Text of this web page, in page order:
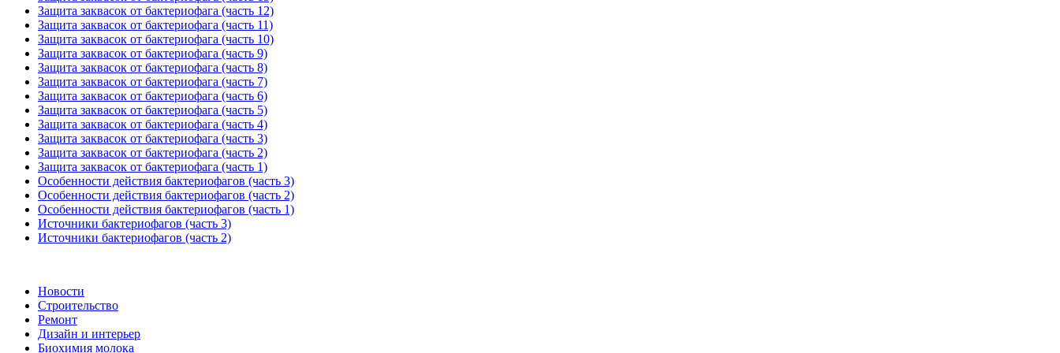
Защита заквасок от бактериофага (часть 12)
Защита заквасок от бактериофага (часть 11)
Защита заквасок от бактериофага (часть 10)
Защита заквасок от бактериофага (часть 9)
Защита заквасок от бактериофага (часть 8)
Защита заквасок от бактериофага (часть 7)
Защита заквасок от бактериофага (часть 6)
Защита заквасок от бактериофага (часть 5)
Защита заквасок от бактериофага (часть 4)
Защита заквасок от бактериофага (часть 3)
Защита заквасок от бактериофага (часть 2)
Защита заквасок от бактериофага (часть 1)
Особенности действия бактериофагов (часть 3)
Особенности действия бактериофагов (часть 2)
Особенности действия бактериофагов (часть 1)
Источники бактериофагов (часть 3)
Источники бактериофагов (часть 2)
Новости
Строительство
Ремонт
Дизайн и интерьер
Биохимия молока